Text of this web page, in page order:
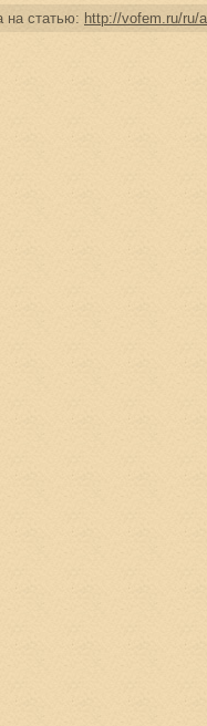
на статью: http://vofem.ru/ru/